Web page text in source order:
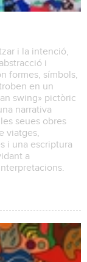
i la intenció,
i
formes, símbols,
en un
swing» pictòric
narrativa
seues obres
viatges,
i una escriptura
a